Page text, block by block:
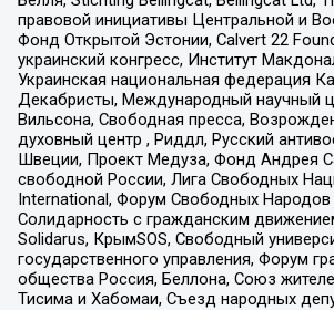
правовой инициативы Центральной и
Фонд Открытой Эстонии, Calvert 22
украинский конгресс, Институт
Украинская национальная федерация
Декабристы, Международный научный
Вильсона, Свободная пресса,
духовный центр , Риддл, Русский
Швеции, Проект Медуза, Фонд Андрея
свободной России, Лига Свободных
International, Форум Свободных Народов
Солидарность с гражданским
Solidarus, КрымSOS, Свободный
государственного управления, Форум
общества Россия, Беллона, Союз
Тисима и Хабомаи, Съезд народных